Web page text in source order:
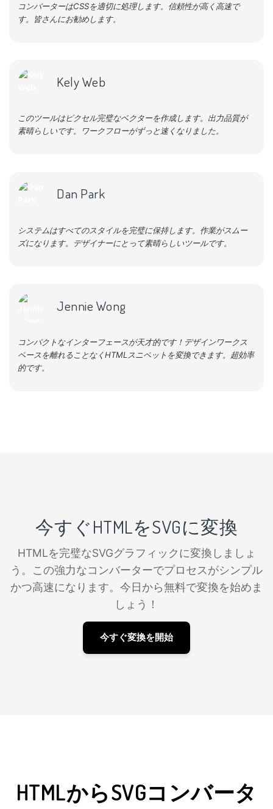
コンバーターはCSSを適切に処理します。信頼性が高く高速で
す。皆さんにお勧めします。
Kely Web
このツールはピクセル完璧なベクターを作成します。出力品質が
素晴らしいです。ワークフローがずっと速くなりました。
Dan Park
システムはすべてのスタイルを完璧に保持します。作業がスムー
ズになります。デザイナーにとって素晴らしいツールです。
Jennie Wong
コンパクトなインターフェースが天才的です！デザインワークス
ペースを離れることなくHTMLスニペットを変換できます。超効率
的です。
今すぐHTMLをSVGに変換
HTMLを完璧なSVGグラフィックに変換しましょ
う。この強力なコンバーターでプロセスがシンプル
かつ高速になります。今日から無料で変換を始めま
しょう！
今すぐ変換を開始
HTMLからSVGコンバータ